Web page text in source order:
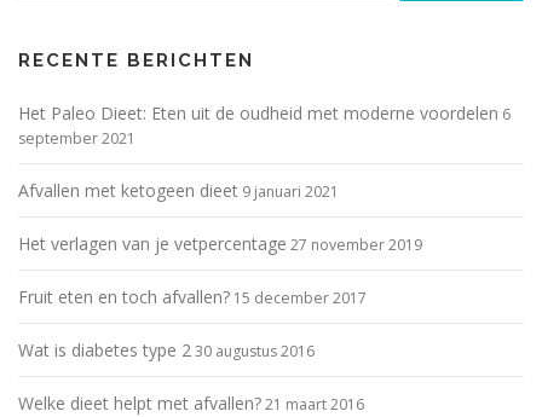
RECENTE BERICHTEN
Het Paleo Dieet: Eten uit de oudheid met moderne voordelen 6
september 2021
Afvallen met ketogeen dieet 9 januari 2021
Het verlagen van je vetpercentage 27 november 2019
Fruit eten en toch afvallen? 15 december 2017
Wat is diabetes type 230 augustus 2016
Welke dieet helpt met afvallen?21 maart 2016